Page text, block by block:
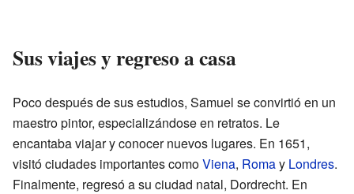
Sus viajes y regreso a casa
Poco después de sus estudios, Samuel se convirtió en un
maestro pintor, especializándose en retratos. Le
encantaba viajar y conocer nuevos lugares. En 1651,
visitó ciudades importantes comoViena, Romay Londres.
Finalmente, regresó a su ciudad natal, Dordrecht. En